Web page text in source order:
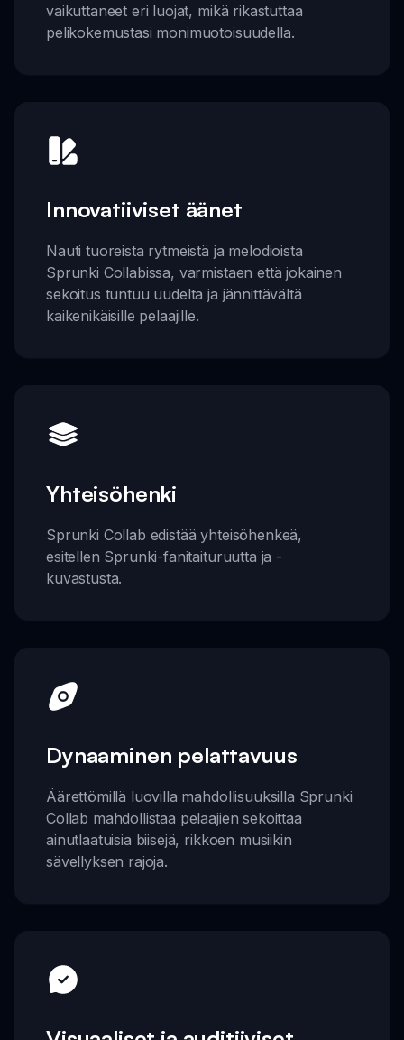
vaikuttaneet eri luojat, mikä rikastuttaa
pelikokemustasi monimuotoisuudella.
Innovatiiviset äänet
Nauti tuoreista rytmeistä ja melodioista
Sprunki Collabissa, varmistaen että jokainen
sekoitus tuntuu uudelta ja jännittävältä
kaikenikäisille pelaajille.
Yhteisöhenki
Sprunki Collab edistää yhteisöhenkeä,
esitellen Sprunki-fanitaituruutta ja -
kuvastusta.
Dynaaminen pelattavuus
Äärettömillä luovilla mahdollisuuksilla Sprunki
Collab mahdollistaa pelaajien sekoittaa
ainutlaatuisia biisejä, rikkoen musiikin
sävellyksen rajoja.